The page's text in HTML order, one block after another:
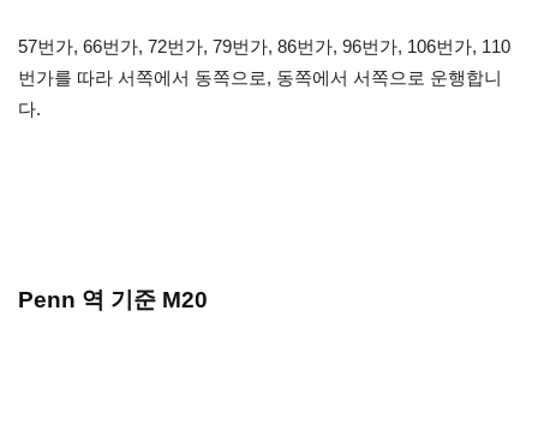
57번가, 66번가, 72번가, 79번가, 86번가, 96번가, 106번가, 110
번가를 따라 서쪽에서 동쪽으로, 동쪽에서 서쪽으로 운행합니
다.
Penn 역 기준 M20